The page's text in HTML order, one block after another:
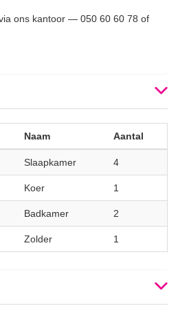
ons kantoor — 050 60 60 78 of
Naam Aantal
Slaapkamer 4
Koer 1
Badkamer 2
Zolder 1